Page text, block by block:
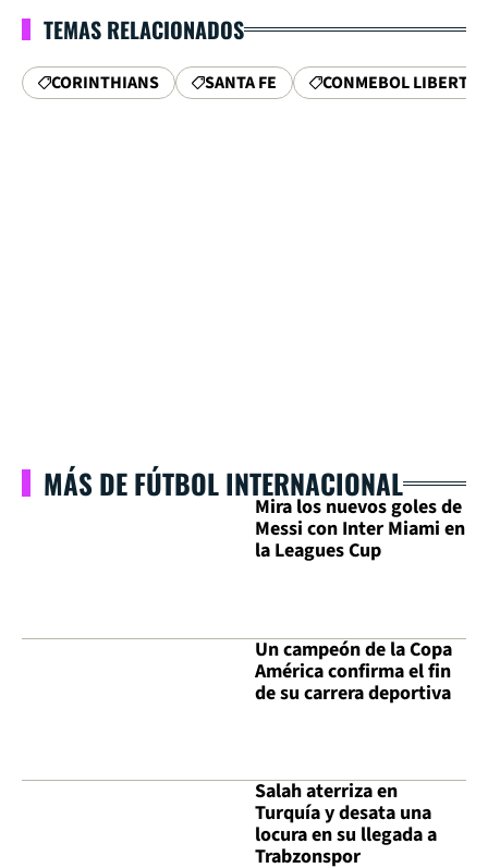
TEMAS RELACIONADOS
CORINTHIANS SANTA FE CONMEBOL
MÁS DE FÚTBOL INTERNACIONAL
Mira los nuevos goles de
Messi con Inter Miami en
la Leagues Cup
Un campeón de la Copa
América confirma el fin
de su carrera deportiva
Salah aterriza en
Turquía y desata una
locura en su llegada a
Trabzonspor